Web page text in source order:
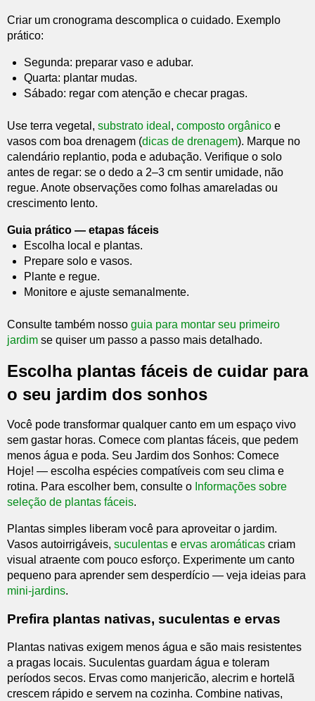
Criar um cronograma descomplica o cuidado. Exemplo
prático:
Segunda: preparar vaso e adubar.
Quarta: plantar mudas.
Sábado: regar com atenção e checar pragas.
Use terra vegetal, substrato ideal , composto orgânico e
vasos com boa drenagem (dicas de drenagem). Marque no
calendário replantio, poda e adubação. Verifique o solo
antes de regar: se o dedo a 2–3 cm sentir umidade, não
regue. Anote observações como folhas amareladas ou
crescimento lento.
Guia prático — etapas fáceis
Escolha local e plantas.
Prepare solo e vasos.
Plante e regue.
Monitore e ajuste semanalmente.
Consulte também nosso guia para montar seu primeiro
jardim se quiser um passo a passo mais detalhado.
Escolha plantas fáceis de cuidar para
o seu jardim dos sonhos
Você pode transformar qualquer canto em um espaço vivo
sem gastar horas. Comece com plantas fáceis, que pedem
menos água e poda. Seu Jardim dos Sonhos: Comece
Hoje! — escolha espécies compatíveis com seu clima e
rotina. Para escolher bem, consulte o Informações sobre
seleção de plantas fáceis.
Plantas simples liberam você para aproveitar o jardim.
Vasos autoirrigáveis, suculentas e ervas aromáticas criam
visual atraente com pouco esforço. Experimente um canto
pequeno para aprender sem desperdício — veja ideias para
mini-jardins.
Prefira plantas nativas, suculentas e ervas
Plantas nativas exigem menos água e são mais resistentes
a pragas locais. Suculentas guardam água e toleram
períodos secos. Ervas como manjericão, alecrim e hortelã
crescem rápido e servem na cozinha. Combine nativas,